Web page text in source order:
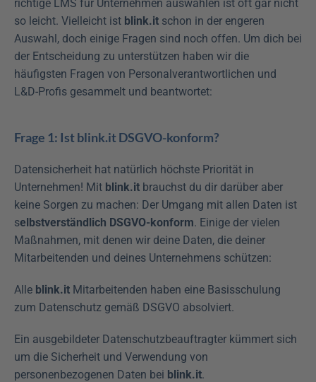
richtige LMS für Unternehmen auswählen ist oft gar nicht
so leicht. Vielleicht ist blink.it schon in der engeren
Auswahl, doch einige Fragen sind noch offen. Um dich bei
der Entscheidung zu unterstützen haben wir die
häufigsten Fragen von Personalverantwortlichen und
L&D-Profis gesammelt und beantwortet:
Frage 1: Ist blink.it DSGVO-konform?
Datensicherheit hat natürlich höchste Priorität in
Unternehmen! Mit blink.it brauchst du dir darüber aber
keine Sorgen zu machen: Der Umgang mit allen Daten ist
selbstverständlich DSGVO-konform. Einige der vielen
Maßnahmen, mit denen wir deine Daten, die deiner
Mitarbeitenden und deines Unternehmens schützen:
Alle blink.it Mitarbeitenden haben eine Basisschulung
zum Datenschutz gemäß DSGVO absolviert.
Ein ausgebildeter Datenschutzbeauftragter kümmert sich
um die Sicherheit und Verwendung von
personenbezogenen Daten bei blink.it.